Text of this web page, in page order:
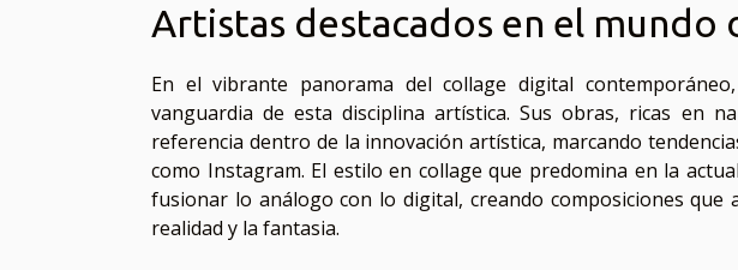
Artistas destacados en el mundo
En el vibrante panorama del collage digital
vanguardia de esta disciplina artística. Sus obras, ricas en
referencia dentro de la innovación artística, marcando
como Instagram. El estilo en collage que predomina en la
fusionar lo análogo con lo digital, creando composiciones
realidad y la fantasia.